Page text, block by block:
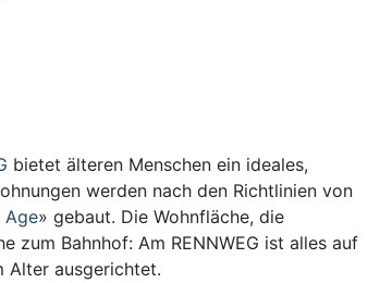
bietet älteren Menschen ein ideales,
werden nach den Richtlinien von
Age» gebaut. Die Wohnfläche, die
zum Bahnhof: Am RENNWEG ist alles auf
Alter ausgerichtet.